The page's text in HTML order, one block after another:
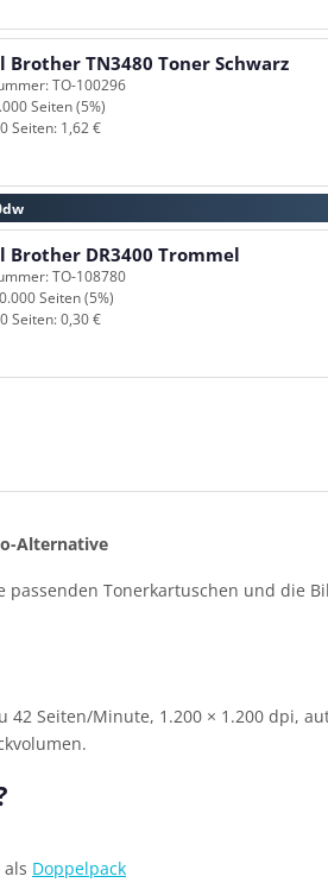
Brother TN3480 Toner Schwarz
TO-100296
Seiten (5%)
Seiten: 1,62 €
Brother DR3400 Trommel
TO-108780
Seiten (5%)
Seiten: 0,30 €
Alternative
passenden Tonerkartuschen und
Seiten/Minute, 1.200 × 1.200 dpi,
Doppelpack